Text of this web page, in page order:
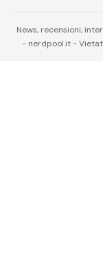
News, recensioni,
- nerdpool.it -